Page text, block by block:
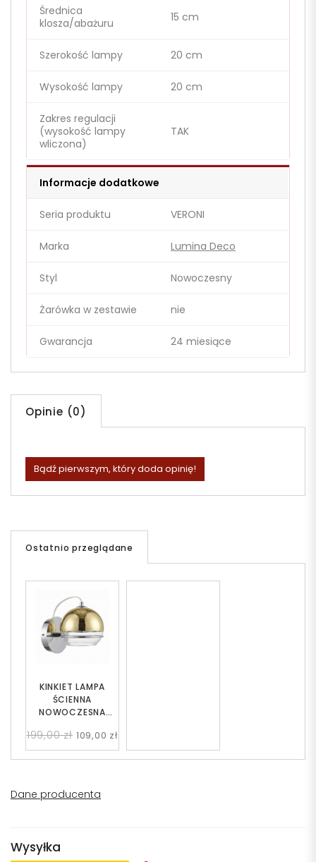
Średnica
klosza/abażuru
15 cm
Szerokość lampy 20 cm
Wysokość lampy 20 cm
Zakres regulacji
(wysokość lampy
wliczona)
TAK
Informacje dodatkowe
Seria produktu VERONI
Marka Lumina Deco
Styl Nowoczesny
Żarówka w zestawie nie
Gwarancja 24 miesiące
Opinie (0)
Bądź pierwszym, który doda opinię!
Ostatnio przeglądane
KINKIET LAMPA
ŚCIENNA
NOWOCZESNA
199,00 zł 109,00 zł
Dane producenta
Wysyłka